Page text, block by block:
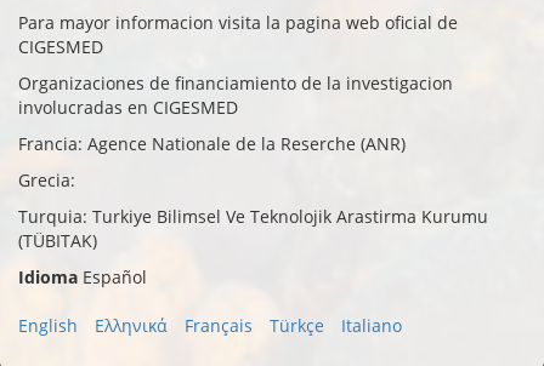
Para mayor informacion visita la pagina web oficial de
CIGESMED
Organizaciones de financiamiento de la investigacion
involucradas en CIGESMED
Francia: Agence Nationale de la Reserche (ANR)
Grecia:
Turquia: Turkiye Bilimsel Ve Teknolojik Arastirma Kurumu
(TÜBITAK)
Idioma Español
English Ελληνικά Français Türkçe Italiano